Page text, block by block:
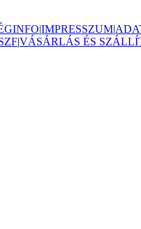
|IMPRESSZUM|
|VÁSÁRLÁS ÉS